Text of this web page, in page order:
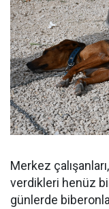
Merkez
verdikleri henüz
günlerde